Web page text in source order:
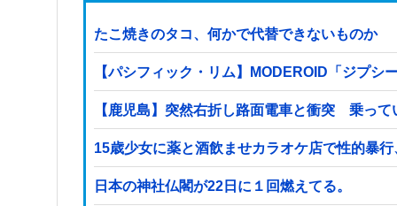
たこ焼きのタコ、何かで代替できないものか
【パシフィック・リム】MODEROID「ジプ
【鹿児島】突然右折し路面電車と衝突 乗っ
15歳少女に薬と酒飲ませカラオケ店で性的
日本の神社仏閣が22日に１回燃えてる。